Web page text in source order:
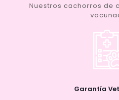
Nuestros cachorros de
Garantía